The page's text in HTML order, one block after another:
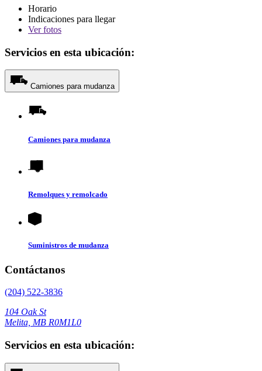
Horario
Indicaciones para llegar
Verfotos
Servicios en esta ubicación:
Camiones para mudanza
Camiones para mudanza
Remolques y remolcado
Suministros de mudanza
Contáctanos
(204) 522-3836
104 Oak St
Melita, MB R0M1L0
Servicios en esta ubicación: